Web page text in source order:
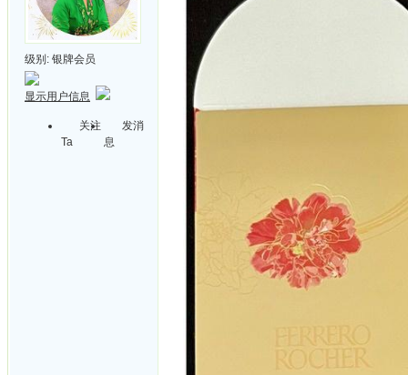
级别: 银牌会员
显示用户信息
关注
Ta
发消
息